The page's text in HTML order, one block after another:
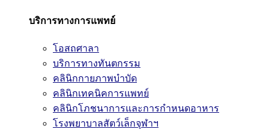
บริการทางการแพทย์
โอสถศาลา
บริการทางทันตกรรม
คลินิกกายภาพบำบัด
คลินิกเทคนิคการแพทย์
คลินิกโภชนาการและการกำหนดอาหาร
โรงพยาบาลสัตว์เล็กจุฬาฯ